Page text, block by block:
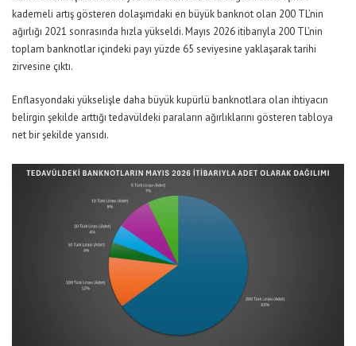
kademeli artış gösteren dolaşımdaki en büyük banknot olan 200 TL’nin
ağırlığı 2021 sonrasında hızla yükseldi. Mayıs 2026 itibarıyla 200 TL’nin
toplam banknotlar içindeki payı yüzde 65 seviyesine yaklaşarak tarihi
zirvesine çıktı.
Enflasyondaki yükselişle daha büyük kupürlü banknotlara olan ihtiyacın
belirgin şekilde arttığı tedavüldeki paraların ağırlıklarını gösteren tabloya
net bir şekilde yansıdı.